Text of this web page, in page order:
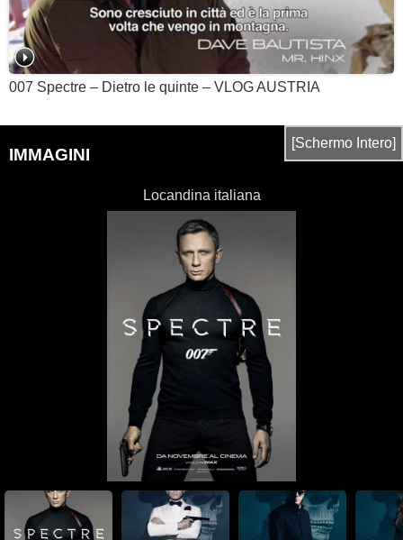
007 Spectre – Dietro le quinte – VLOG AUSTRIA
IMMAGINI
[Schermo Intero]
Locandina italiana